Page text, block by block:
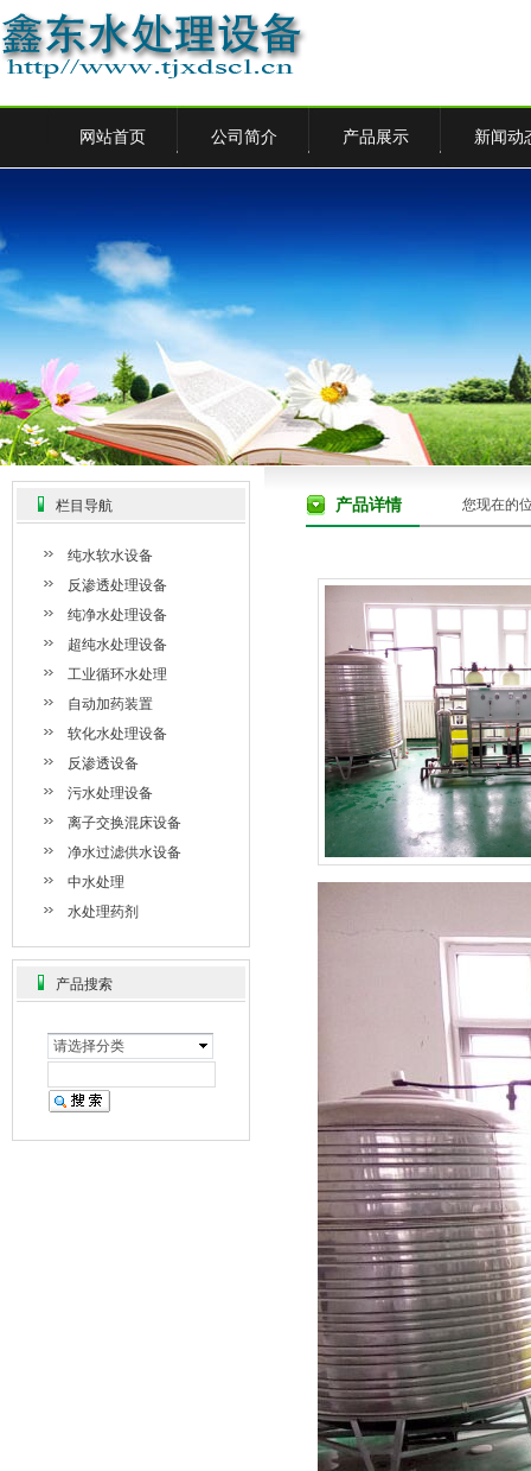
网站首页 公司简介 产品展示 新闻动
产品详情
栏目导航
纯水软水设备
反渗透处理设备
纯净水处理设备
超纯水处理设备
工业循环水处理
自动加药装置
软化水处理设备
反渗透设备
污水处理设备
离子交换混床设备
净水过滤供水设备
中水处理
水处理药剂
产品搜索
请选择分类
您现在的